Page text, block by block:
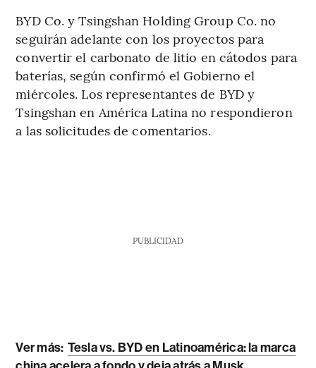
BYD Co. y Tsingshan Holding Group Co. no
seguirán adelante con los proyectos para
convertir el carbonato de litio en cátodos para
baterías, según confirmó el Gobierno el
miércoles. Los representantes de BYD y
Tsingshan en América Latina no respondieron
a las solicitudes de comentarios.
PUBLICIDAD
Ver más: Tesla vs. BYD en Latinoamérica: la marca